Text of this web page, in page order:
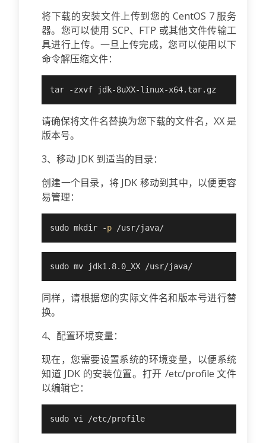
将下载的安装文件上传到您的 CentOS 7 服务
器。您可以使用 SCP、FTP 或其他文件传输工
具进行上传。一旦上传完成，您可以使用以下
命令解压缩文件：
tar -zxvf jdk-8uXX-linux-x64.tar.gz
请确保将文件名替换为您下载的文件名，XX 是
版本号。
3、移动 JDK 到适当的目录：
创建一个目录，将 JDK 移动到其中，以便更容
易管理：
sudo mkdir -p /usr/java/
sudo mv jdk1.8.0_XX /usr/java/
同样，请根据您的实际文件名和版本号进行替
换。
4、配置环境变量：
现在，您需要设置系统的环境变量，以便系统
知道 JDK 的安装位置。打开 /etc/profile 文件
以编辑它：
sudo vi /etc/profile